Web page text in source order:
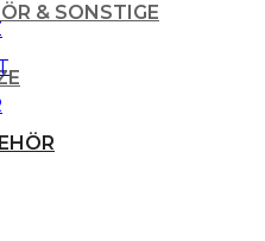
& SONSTIGE